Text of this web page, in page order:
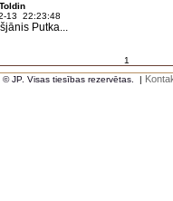
13 22:23:48
Putka...
1
© JP. Visas tiesības rezervētas.
|